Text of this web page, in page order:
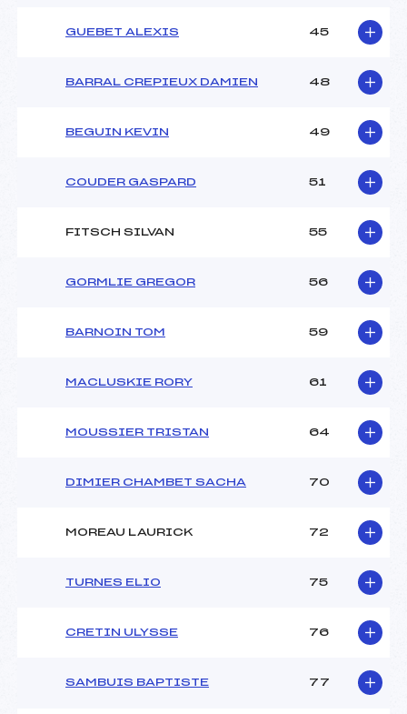
GUEBET ALEXIS 45
BARRAL CREPIEUX DAMIEN 48
BEGUIN KEVIN 49
COUDER GASPARD 51
FITSCH SILVAN 55
GORMLIE GREGOR 56
BARNOIN TOM 59
MACLUSKIE RORY 61
MOUSSIER TRISTAN 64
DIMIER CHAMBET SACHA 70
MOREAU LAURICK 72
TURNES ELIO 75
CRETIN ULYSSE 76
SAMBUIS BAPTISTE 77